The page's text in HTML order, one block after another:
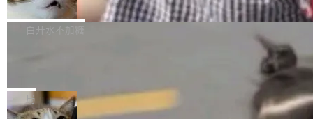
atePad Edge 升级至 HarmonyOS 6.1.0.135S
P9 patch03及以上版本。 *升级路径：设置 > 搜
来自中国开发者雷霄骅（Lei Xiaohua）。 对于
很多中国音视频开发者而言，这个名字并不陌
“启蒙老师”。 而今年，恰好是雷霄骅离世十周
年。FFmpeg 社区最终选择用一个大版本的名
万元，超预算 860%
外媒近日曝光了亚马逊的多份内部报告显示，AI
导致公司在多个项目上超支。《金融时报》报道
编写程序，目标是完成电商平台作者信息与商品
列表的数据匹配 —— 一项常规的数据处理任
白开水不加糖
e CEO Clément Delangue 在 CNBC 的采访里
没有拐弯抹角。他说中国正在赢得 AI 竞赛，而
局